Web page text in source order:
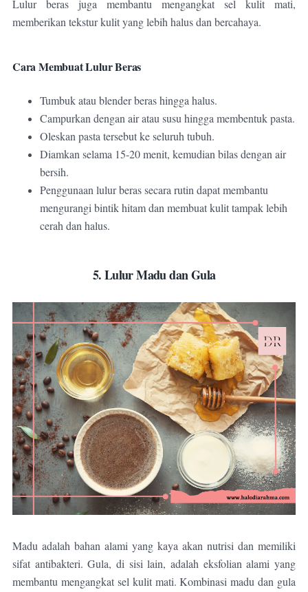
Lulur beras juga membantu mengangkat sel kulit mati,
memberikan tekstur kulit yang lebih halus dan bercahaya.
Cara Membuat Lulur Beras
Tumbuk atau blender beras hingga halus.
Campurkan dengan air atau susu hingga membentuk pasta.
Oleskan pasta tersebut ke seluruh tubuh.
Diamkan selama 15-20 menit, kemudian bilas dengan air
bersih.
Penggunaan lulur beras secara rutin dapat membantu
mengurangi bintik hitam dan membuat kulit tampak lebih
cerah dan halus.
5. Lulur Madu dan Gula
Madu adalah bahan alami yang kaya akan nutrisi dan memiliki
sifat antibakteri. Gula, di sisi lain, adalah eksfolian alami yang
membantu mengangkat sel kulit mati. Kombinasi madu dan gula